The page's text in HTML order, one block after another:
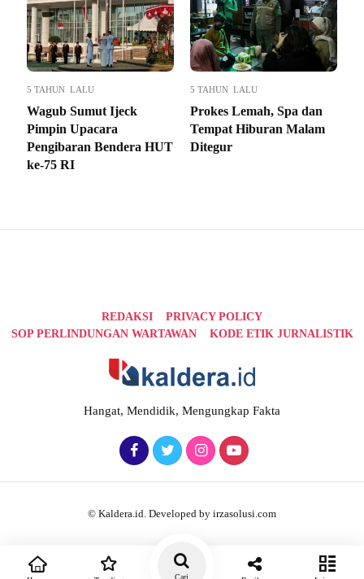
5 TAHUN LALU
Wagub Sumut Ijeck
Pimpin Upacara
Pengibaran Bendera HUT
ke-75 RI
5 TAHUN LALU
Prokes Lemah, Spa dan
Tempat Hiburan Malam
Ditegur
REDAKSI
PRIVACY POLICY
SOP PERLINDUNGAN WARTAWAN
KODE ETIK JURNALISTIK
Hangat, Mendidik, Mengungkap Fakta
© Kaldera.id. Developed by irzasolusi.com
Cari